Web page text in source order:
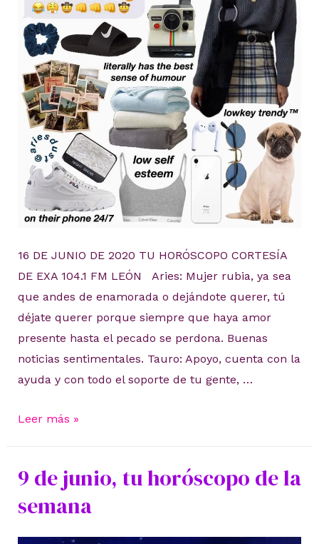
16 DE JUNIO DE 2020 TU HORÓSCOPO CORTESÍA
DE EXA 104.1 FM LEÓN Aries: Mujer rubia, ya sea
que andes de enamorada o dejándote querer, tú
déjate querer porque siempre que haya amor
presente hasta el pecado se perdona. Buenas
noticias sentimentales. Tauro: Apoyo, cuenta con la
ayuda y con todo el soporte de tu gente, …
16
de
2020,
Leer más »
9 de junio, tu horóscopo de la
semana